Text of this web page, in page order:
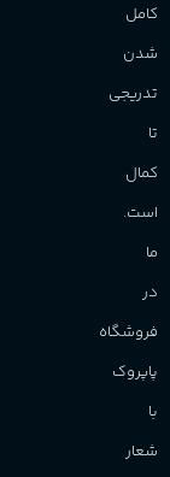
کامل
شدن
تدریجی
تا
کمال
است.
ما
در
فروشگاه
پاپروک
با
شعار